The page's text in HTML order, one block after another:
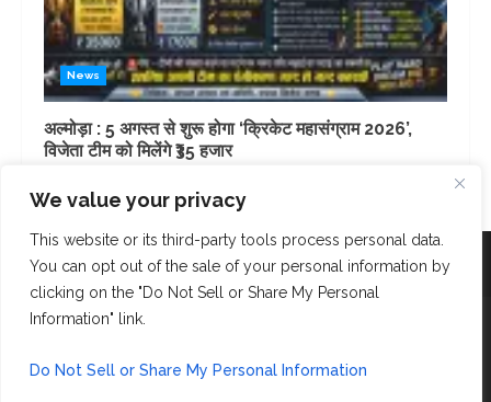
We value your privacy
This website or its third-party tools process personal data.
You can opt out of the sale of your personal information by
clicking on the "Do Not Sell or Share My Personal
Information" link.
Do Not Sell or Share My Personal Information
News
अल्मोड़ा : 5 अगस्त से शुरू होगा ‘क्रिकेट महासंग्राम 2026’,
विजेता टीम को मिलेंगे ₹35 हजार
FacebookInstagram
Twitter
Copyright © AK Fast News 2023. Powered and Designed
Contact Us: 6397907972